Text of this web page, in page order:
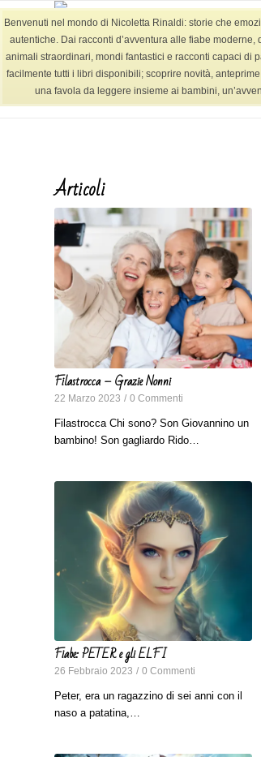
Benvenuti nel mondo di Nicoletta Rinaldi: storie che
autentiche. Dai racconti d’avventura alle fiabe
animali straordinari, mondi fantastici e racconti capaci di
facilmente tutti i libri disponibili; scoprire novità,
una favola da leggere insieme ai bambini,
Tag Archivio per: letture bambini (Pagina 3)
Articoli
Filastrocca – Grazie Nonni
22 Marzo 2023 / 0 Commenti
Filastrocca Chi sono? Son Giovannino un
bambino! Son gagliardo Rido…
Fiabe: PETER e gli ELFI
26 Febbraio 2023 / 0 Commenti
Peter, era un ragazzino di sei anni con il
naso a patatina,…